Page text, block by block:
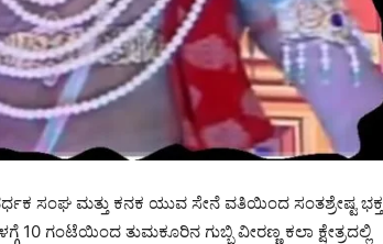
ಸಂಘ ಮತ್ತು ಕನಕ ಯುವ ಸೇನೆ ವತಿಯಿಂದ ಸಂತಶ್ರೇಷ್ಟ ಭಕ್ತ
ಗಂಟೆಯಿಂದ ತುಮಕೂರಿನ ಗುಬ್ಬಿ ವೀರಣ್ಣ ಕಲಾ ಕ್ಷೇತ್ರದಲ್ಲಿ